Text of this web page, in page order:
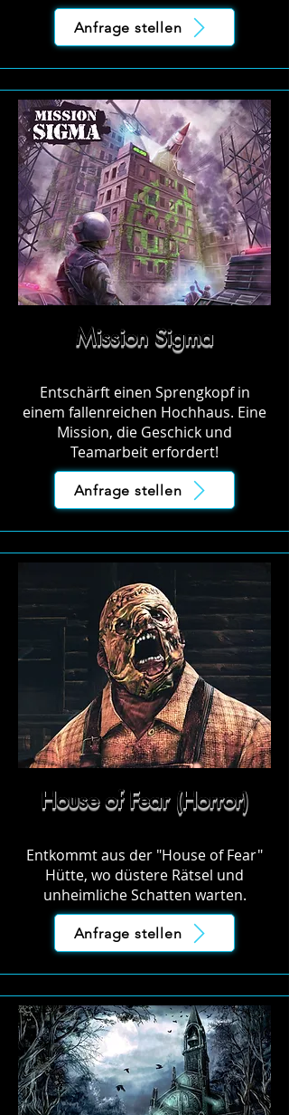
Anfrage stellen
Mission Sigma
Entschärft einen Sprengkopf in
einem fallenreichen Hochhaus. Eine
Mission, die Geschick und
Teamarbeit erfordert!
Anfrage stellen
House of Fear (Horror)
Entkommt aus der "House of Fear"
Hütte, wo düstere Rätsel und
unheimliche Schatten warten.
Anfrage stellen